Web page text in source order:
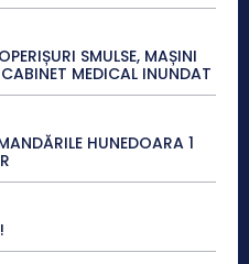
SMULSE, MAȘINI
MEDICAL INUNDAT
HUNEDOARA 1